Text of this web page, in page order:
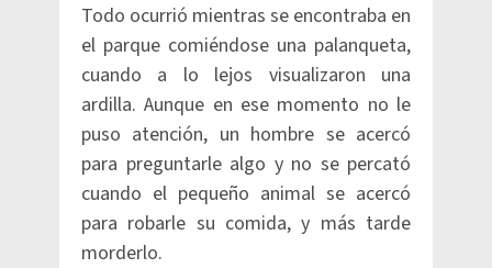
Todo ocurrió mientras se encontraba en
el parque comiéndose una palanqueta,
cuando a lo lejos visualizaron una
ardilla. Aunque en ese momento no le
puso atención, un hombre se acercó
para preguntarle algo y no se percató
cuando el pequeño animal se acercó
para robarle su comida, y más tarde
morderlo.